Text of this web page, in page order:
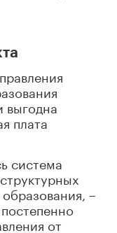
выгодна
плата
система
–
от